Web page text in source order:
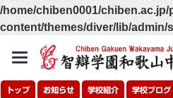
/home/chiben0001/
content/themes/diver/lib/admin/
toggle
navigation
トップ お知らせ 学校紹介 学校ブログ